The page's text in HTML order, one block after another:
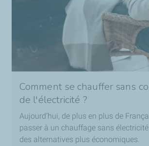
Comment se chauffer sans
de l'électricité ?
Aujourd’hui, de plus en plus de
passer à un chauffage sans
des alternatives plus économiques.